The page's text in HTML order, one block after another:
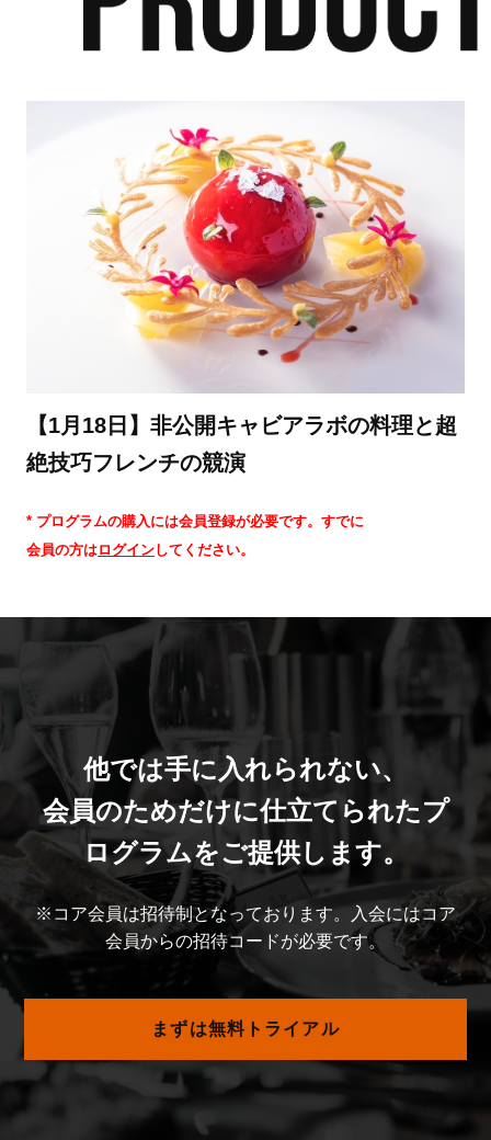
【1月18日】非公開キャビアラボの料理と超
絶技巧フレンチの競演
* プログラムの購入には会員登録が必要です。すでに
会員の方はログインしてください。
他では手に入れられない、
会員のためだけに仕立てられたプ
ログラムをご提供します。
※コア会員は招待制となっております。入会にはコア
会員からの招待コードが必要です。
まずは無料トライアル